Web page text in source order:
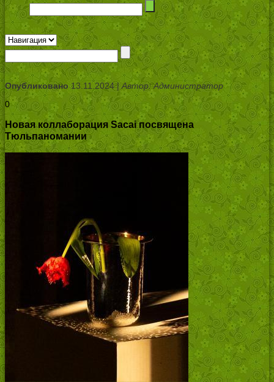
Опубликовано13.11.2024 | Автор: Администратор
0
Новая коллаборация Sacai посвящена
Тюльпаномании